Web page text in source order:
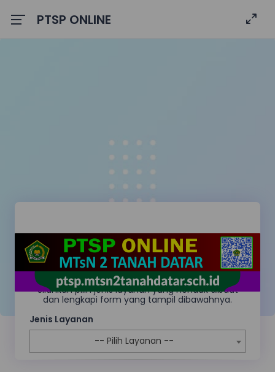
PTSP ONLINE
FORM PERMOHONAN PENGAJUAN LAYANAN
Form ini digunakan untuk melakukan
permohonan pengajuan layanan yang tersedia.
Silahkan pilih jenis layanan yang hendak dibuat
dan lengkapi form yang tampil dibawahnya.
Jenis Layanan
-- Pilih Layanan --